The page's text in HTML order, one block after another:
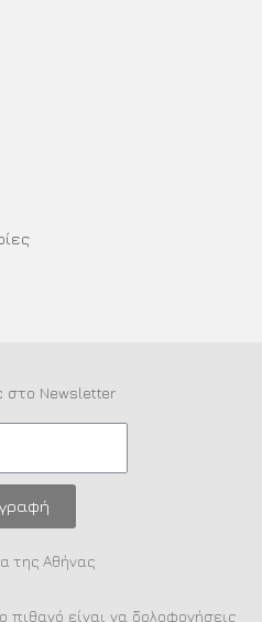
στο Newsletter
της Αθήνας
πιθανό είναι να δολοφονήσεις